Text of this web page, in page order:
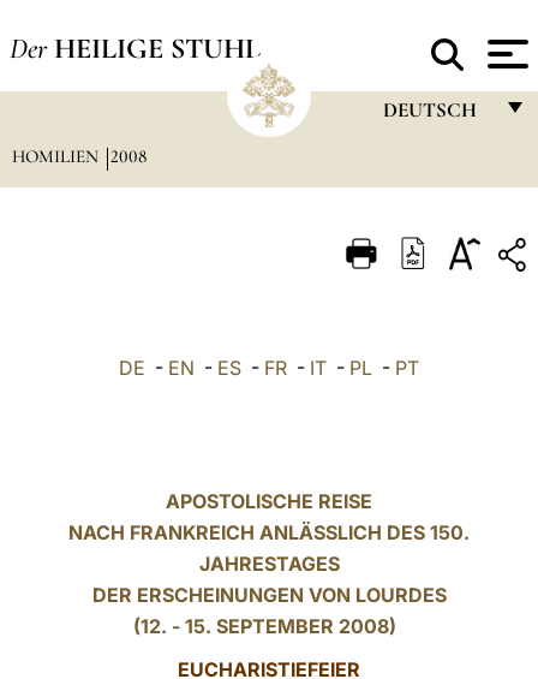
Der HEILIGE STUHL
DEUTSCH
ITALIANO
中文
HOMILIEN 2008
DE - EN - ES - FR - IT - PL - PT
APOSTOLISCHE REISE
NACH FRANKREICH ANLÄSSLICH DES 150.
JAHRESTAGES
DER ERSCHEINUNGEN VON LOURDES
(12. - 15. SEPTEMBER 2008)
EUCHARISTIEFEIER